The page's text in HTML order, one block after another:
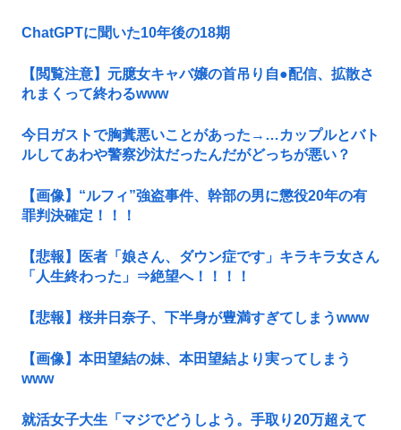
ChatGPTに聞いた10年後の18期
【閲覧注意】元臆女キャバ嬢の首吊り自●配信、拡散さ
れまくって終わるwww
今日ガストで胸糞悪いことがあった→…カップルとバト
ルしてあわや警察沙汰だったんだがどっちが悪い？
【画像】“ルフィ”強盗事件、幹部の男に懲役20年の有
罪判決確定！！！
【悲報】医者「娘さん、ダウン症です」キラキラ女さん
「人生終わった」⇒絶望へ！！！！
【悲報】桜井日奈子、下半身が豊満すぎてしまうwww
【画像】本田望結の妹、本田望結より実ってしまう
www
就活女子大生「マジでどうしよう。手取り20万超えて